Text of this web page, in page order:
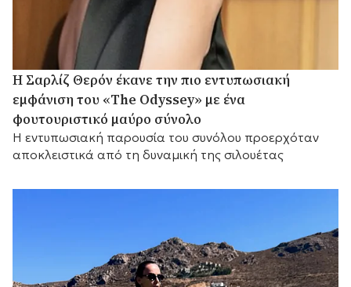
Η Σαρλίζ Θερόν έκανε την πιο εντυπωσιακή
εμφάνιση του «The Odyssey» με ένα
φουτουριστικό μαύρο σύνολο
Η εντυπωσιακή παρουσία του συνόλου προερχόταν
αποκλειστικά από τη δυναμική της σιλουέτας